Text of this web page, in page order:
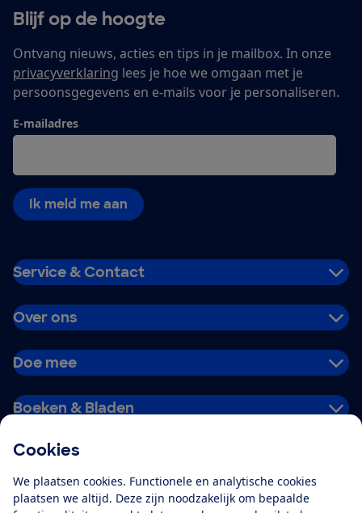
Cookies
We plaatsen cookies. Functionele en analytische cookies
plaatsen we altijd. Deze zijn noodzakelijk om bepaalde
Blijf op de hoogte
Ontvang nieuws, acties en tips in je mailbox. In onze
privacyverklaring lees je hoe we omgaan met je
persoonsgegevens en e-mails voor je personaliseren.
E-mailadres
Ik meld me aan
Service & Contact
Over ons
Doe mee
Boeken & Bladen